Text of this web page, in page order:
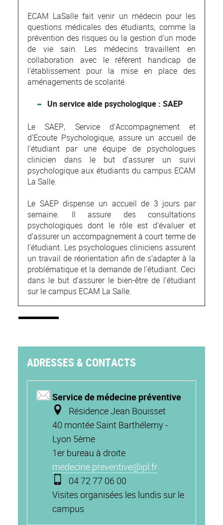
ECAM LaSalle fait venir un médecin pour les
questions médicales des étudiants, comme la
prévention des risques ou la gestion d’un mode
de vie sain. Les médecins travaillent en
collaboration avec le référent handicap de
l’établissement pour la mise en place des
aménagements de scolarité.
Un service aide psychologique : SAEP
Le SAEP, Service d’Accompagnement et
d’Ecoute Psychologique, assure un accueil de
l’étudiant par une équipe de psychologues
clinicien dans le but d’assurer un suivi
psychologique aux étudiants du campus ECAM
La Salle.
Le SAEP dispense un accueil de 3 jours par
semaine. Il assure des consultations
psychologiques dont le rôle est d’évaluer et
d’assurer un accompagnement à court terme de
l’étudiant. Les psychologues cliniciens assurent
un travail de réorientation afin de s’adapter à la
problématique et la demande de l’étudiant. Ceci
dans le but d’assurer le bien-être de l’étudiant
sur le campus ECAM La Salle.
ADRESSES & CONTACTS
Service de médecine préventive
Résidence Jean Bouisset
40 montée Saint Barthélemy -
Lyon 5ème
1er bureau à droite
medecine.preventive@ipl.fr
04 72 77 06 00
Visites organisées les lundis sur le
campus